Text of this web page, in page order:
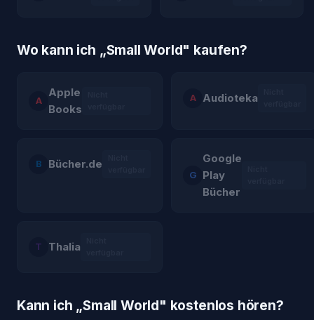
Wo kann ich „Small World" kaufen?
A
Apple
Books
A Audioteka
B Bücher.de
G
Google
Play
Bücher
T Thalia
Kann ich „Small World" kostenlos hören?